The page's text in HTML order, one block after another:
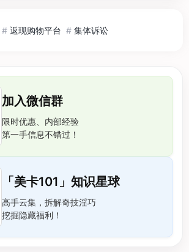
# 返现购物平台 # 集体诉讼
加入微信群
限时优惠、内部经验
第一手信息不错过！
「美卡101」知识星球
高手云集，拆解奇技淫巧
挖掘隐藏福利！